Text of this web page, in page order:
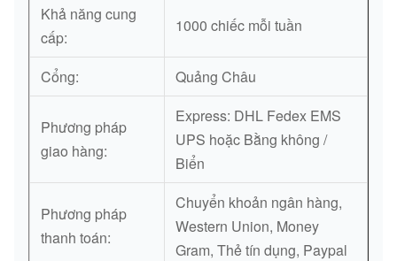
Khả năng cung
cấp:
1000 chiếc mỗi tuần
Cổng: Quảng Châu
Phương pháp
giao hàng:
Express: DHL Fedex EMS
UPS hoặc Bằng không /
Biển
Phương pháp
thanh toán:
Chuyển khoản ngân hàng,
Western Union, Money
Gram, Thẻ tín dụng, Paypal